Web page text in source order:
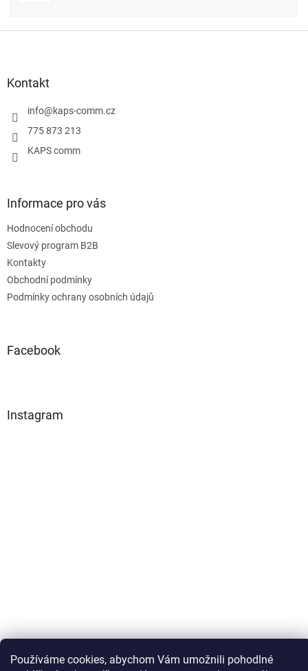
Používáme cookies, abychom Vám umožnili pohodlné
Kontakt
info@kaps-comm.cz
775 873 213
KAPS comm
Informace pro vás
Hodnocení obchodu
Slevový program B2B
Kontakty
Obchodní podmínky
Podmínky ochrany osobních údajů
Facebook
Instagram
Sledovat na Instagramu